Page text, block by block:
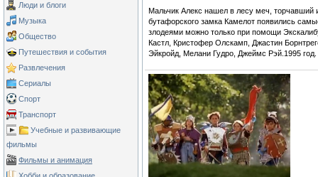
Люди и блоги
Музыка
Общество
Путешествия и события
Развлечения
Сериалы
Спорт
Транспорт
Учебные и развивающие
фильмы
Фильмы и анимация
Мальчик Алекс нашел в лесу меч, торчавший
бутафорского замка Камелот появились
злодеями можно только при помощи
Кастл, Кристофер Олскамп, Джастин
Эйкройд, Мелани Гудро, Джеймс Рэй.1995 год.